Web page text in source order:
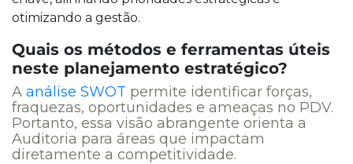
otimizando a gestão.
Quais os métodos e ferramentas úteis
neste planejamento estratégico?
A análise SWOT permite identificar forças,
fraquezas, oportunidades e ameaças no PDV.
Portanto, essa visão abrangente orienta a
Auditoria para áreas que impactam
diretamente a competitividade.